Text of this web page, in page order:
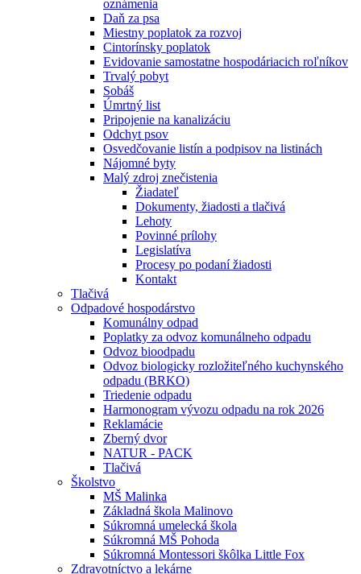
oznámenia
Daň za psa
Miestny poplatok za rozvoj
Cintorínsky poplatok
Evidovanie samostatne hospodáriacich roľníkov
Trvalý pobyt
Sobáš
Úmrtný list
Pripojenie na kanalizáciu
Odchyt psov
Osvedčovanie listín a podpisov na listinách
Nájomné byty
Malý zdroj znečistenia
Žiadateľ
Dokumenty, žiadosti a tlačivá
Lehoty
Povinné prílohy
Legislatíva
Procesy po podaní žiadosti
Kontakt
Tlačivá
Odpadové hospodárstvo
Komunálny odpad
Poplatky za odvoz komunálneho odpadu
Odvoz bioodpadu
Odvoz biologicky rozložiteľného kuchynského
odpadu (BRKO)
Triedenie odpadu
Harmonogram vývozu odpadu na rok 2026
Reklamácie
Zberný dvor
NATUR - PACK
Tlačivá
Školstvo
MŠ Malinka
Základná škola Malinovo
Súkromná umelecká škola
Súkromná MŠ Pohoda
Súkromná Montessori škôlka Little Fox
Zdravotníctvo a lekárne